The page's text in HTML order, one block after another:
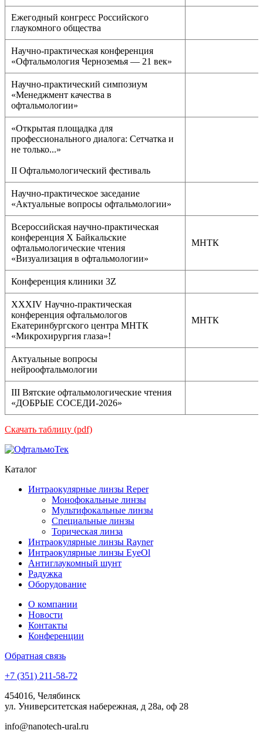
Ежегодный конгресс Российского
глаукомного общества
Научно-практическая конференция
«Офтальмология Черноземья — 21 век»
Научно-практический симпозиум
«Менеджмент качества в
офтальмологии»
«Открытая площадка для
профессионального диалога: Сетчатка и
не только...»
II Офтальмологический фестиваль
Научно-практическое заседание
«Актуальные вопросы офтальмологии»
Всероссийская научно-практическая
конференция X Байкальские
офтальмологические чтения
«Визуализация в офтальмологии»
МНТК
Конференция клиники 3Z
XXXIV Научно-практическая
конференция офтальмологов
Екатеринбургского центра МНТК
«Микрохирургия глаза»!
МНТК
Актуальные вопросы
нейроофтальмологии
III Вятские офтальмологические чтения
«ДОБРЫЕ СОСЕДИ-2026»
Скачать таблицу (pdf)
Каталог
Интраокулярные линзы Reper
Монофокальные линзы
Мультифокальные линзы
Специальные линзы
Торическая линза
Интраокулярные линзы Rayner
Интраокулярные линзы EyeOl
Антиглаукомный шунт
Радужка
Оборудование
О компании
Новости
Контакты
Конференции
Обратная связь
+7 (351) 211-58-72
454016, Челябинск
ул. Университетская набережная, д 28а, оф 28
info@nanotech-ural.ru